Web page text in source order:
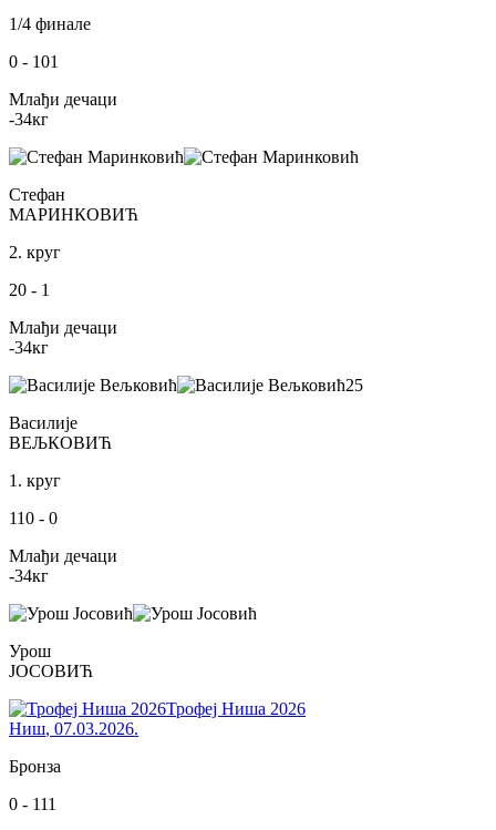
1/4 финале
0 - 101
Млађи дечаци
-34кг
Стефан
МАРИНКОВИЋ
2. круг
20 - 1
Млађи дечаци
-34кг
25
Василије
ВЕЉКОВИЋ
1. круг
110 - 0
Млађи дечаци
-34кг
Урош
ЈОСОВИЋ
Трофеј Ниша 2026
Ниш, 07.03.2026.
Бронза
0 - 111